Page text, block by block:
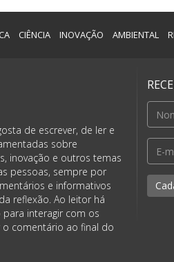
CIÊNCIA INOVAÇÃO AMBIENTAL
de escrever, de ler e
sobre
inovação e outros temas
pessoas, sempre por
e informativos
reflexão. Ao leitor há
interagir com os
o comentário ao final do